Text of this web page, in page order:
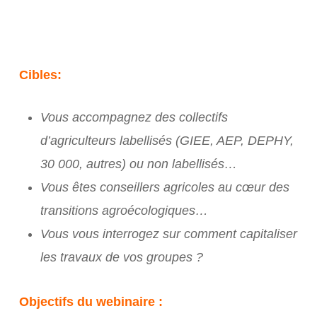
Cibles:
Vous accompagnez des collectifs
d’agriculteurs labellisés (GIEE, AEP, DEPHY,
30 000, autres) ou non labellisés…
Vous êtes conseillers agricoles au cœur des
transitions agroécologiques…
Vous vous interrogez sur comment capitaliser
les travaux de vos groupes ?
Objectifs du webinaire :